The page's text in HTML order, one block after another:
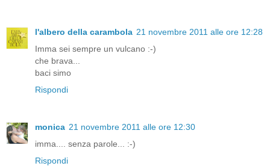
l'albero della carambola 21 novembre 2011 alle ore 12:28
Imma sei sempre un vulcano :-)
che brava...
baci simo
Rispondi
monica 21 novembre 2011 alle ore 12:30
imma.... senza parole... :-)
Rispondi